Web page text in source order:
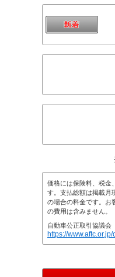
価格には保険料、税金
す。支払総額は掲載月
の場合の料金です。お
の費用は含みません。
自動車公正取引協議会
https://